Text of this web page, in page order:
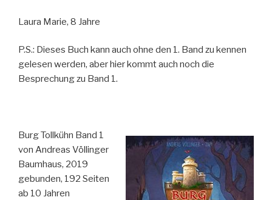
Laura Marie, 8 Jahre
P.S.: Dieses Buch kann auch ohne den 1. Band zu kennen
gelesen werden, aber hier kommt auch noch die
Besprechung zu Band 1.
Burg Tollkühn Band 1
von Andreas Völlinger
Baumhaus, 2019
gebunden, 192 Seiten
ab 10 Jahren